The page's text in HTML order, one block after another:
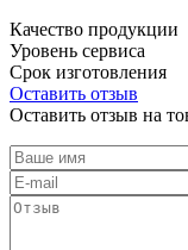
Качество продукции
Уровень сервиса
Срок изготовления
Оставить отзыв
Оставить отзыв на